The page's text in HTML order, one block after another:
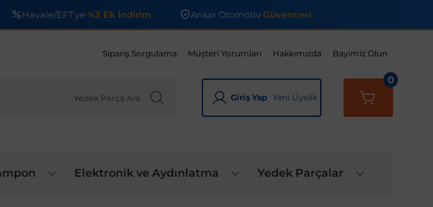
Havale/EFT'ye %3 Ek İndirim Arisar OtomotivGüvencesi
Sipariş Sorgulama Müşteri Yorumları Hakkımızda Bayimiz Olun
Giriş Yap Yeni Üyelik
0
Elektronik ve Aydınlatma Yedek Parçalar